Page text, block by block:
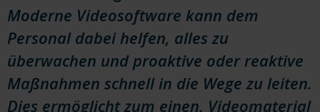
Moderne Videosoftware kann dem
Personal dabei helfen, alles zu
überwachen und proaktive oder reaktive
Maßnahmen schnell in die Wege zu leiten.
Dies ermöglicht zum einen, Videomaterial